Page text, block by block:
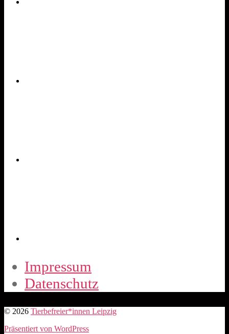
Impressum
Datenschutz
© 2026 Tierbefreier*innen Leipzig
Präsentiert von WordPress